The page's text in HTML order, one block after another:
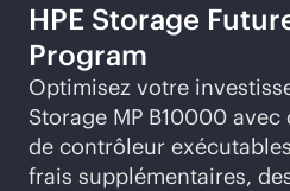
HPE Storage
Program
Optimisez votre
Storage MP B10000
de contrôleur
frais supplémentaires,